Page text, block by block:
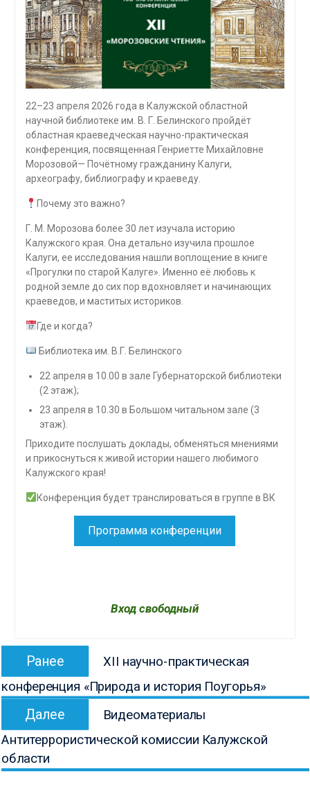
22–23 апреля 2026 года в Калужской областной
научной библиотеке им. В. Г. Белинского пройдёт
областная краеведческая научно-практическая
конференция, посвященная Генриетте Михайловне
Морозовой— Почётному гражданину Калуги,
археографу, библиографу и краеведу.
Почему это важно?
Г. М. Морозова более 30 лет изучала историю
Калужского края. Она детально изучила прошлое
Калуги, ее исследования нашли воплощение в книге
«Прогулки по старой Калуге». Именно её любовь к
родной земле до сих пор вдохновляет и начинающих
краеведов, и маститых историков.
Где и когда?
Библиотека им. В.Г. Белинского
22 апреля в 10.00 в зале Губернаторской библиотеки
(2 этаж);
23 апреля в 10.30 в Большом читальном зале (3
этаж).
Приходите послушать доклады, обменяться мнениями
и прикоснуться к живой истории нашего любимого
Калужского края!
Конференция будет транслироваться в группе в ВК
Программа конференции
Вход свободный
Навигация
записям
Ранее
запись:
ХII научно-практическая
конференция «Природа и история Поугорья»
Далее
запись:
Видеоматериалы
Антитеррористической комиссии Калужской
области